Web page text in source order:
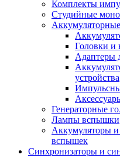
Комплекты
Студийные
Головки и
Адаптеры
устройства
Генераторные
Лампы вспышки
Аккумуляторы
вспышек
Синхронизаторы и